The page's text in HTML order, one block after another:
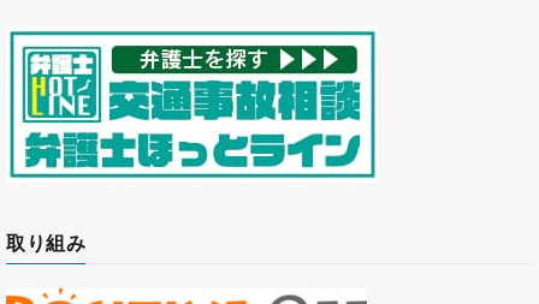
取り組み